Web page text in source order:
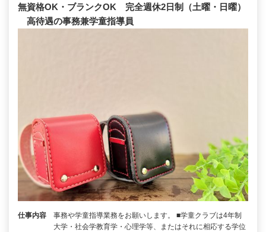
無資格OK・ブランクOK 完全週休2日制（土曜・日曜）
高待遇の事務兼学童指導員
仕事内容
事務や学童指導業務をお願いします。 ■学童クラブは4年制
大学・社会学教育学・心理学等、またはそれに相応する学位